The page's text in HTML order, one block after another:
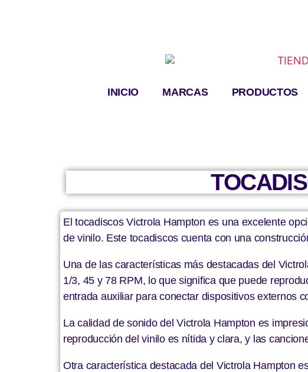
INICIO MARCAS PRODUCTOS
El tocadiscos Victrola Hampton es una excelente
de vinilo. Este tocadiscos cuenta con una
Una de las características más destacadas del
1/3, 45 y 78 RPM, lo que significa que puede
entrada auxiliar para conectar dispositivos externos
La calidad de sonido del Victrola Hampton es
reproducción del vinilo es nítida y clara, y las
Otra característica destacada del Victrola Hampton